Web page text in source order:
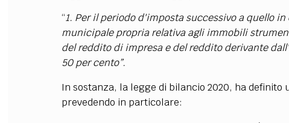
“1. Per il periodo d'imposta successivo a quello
municipale propria relativa agli immobili
del reddito di impresa e del reddito derivante
50 per cento”.
In sostanza, la legge di bilancio 2020, ha
prevedendo in particolare: